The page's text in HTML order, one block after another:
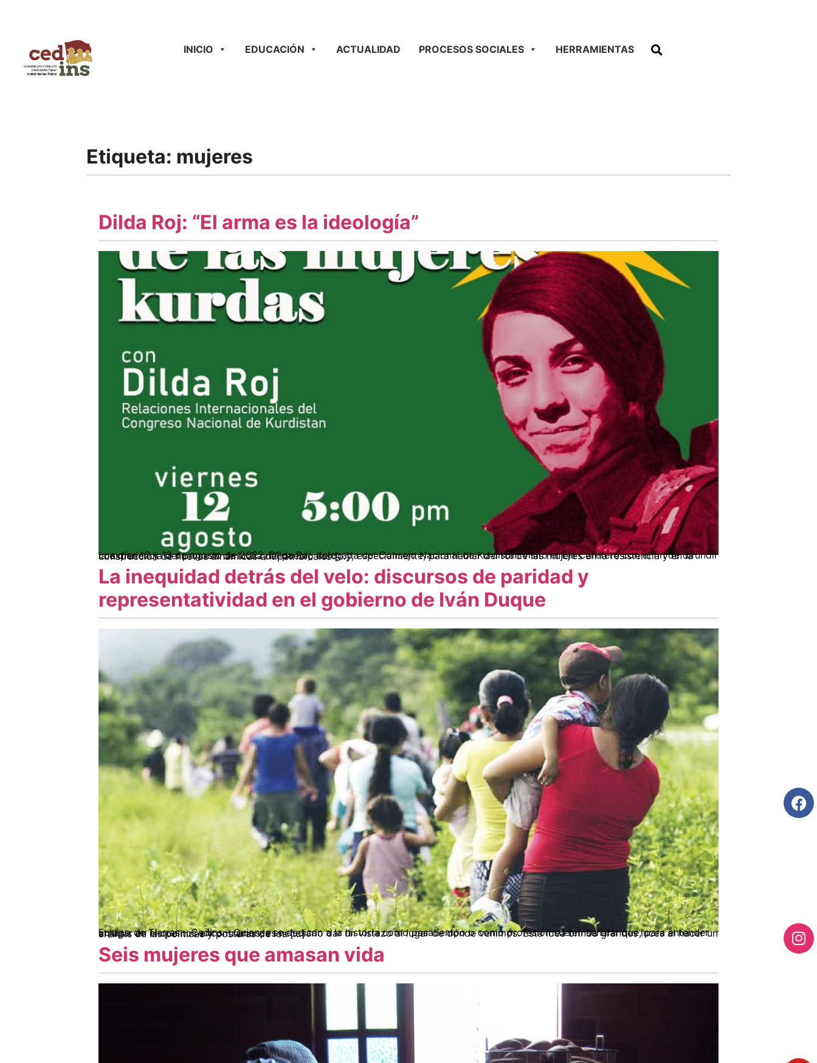
INICIO EDUCACIÓN ACTUALIDAD PROCESOS SOCIALES HERRAMIENTAS
Etiqueta: mujeres
Dilda Roj: “El arma es la ideología”
Los días 12 y 13 de agosto de 2022, Dilda Roj, delegada del Consejo Nacional de Kurdistán visitó el Eje Cafetero con el fin de difundir la experiencia del proceso de lucha del pueblo kurdo y, especialmente, para hablar del rol de las mujeres en la resistencia y en la construcción de nuevas dinámicas antipatriarcales […]
La inequidad detrás del velo: discursos de paridad y
representatividad en el gobierno de Iván Duque
Equipo de Tierras – Cedins – Quienes se dedican a la historia como pasatiempo o como profesión suelen señalar que, para entender el lugar en el que nos encontramos, es necesario dar un vistazo al lugar de dónde venimos. Esta idea brinda grandes luces al hacer un análisis de las políticas y posturas de los […]
Seis mujeres que amasan vida